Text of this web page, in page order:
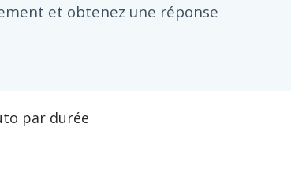
et obtenez une réponse
par durée